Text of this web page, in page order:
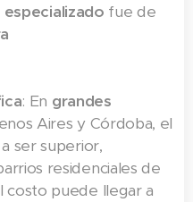
fue de
: En grandes
Aires y Córdoba, el
ser superior,
residenciales de
costo puede llegar a